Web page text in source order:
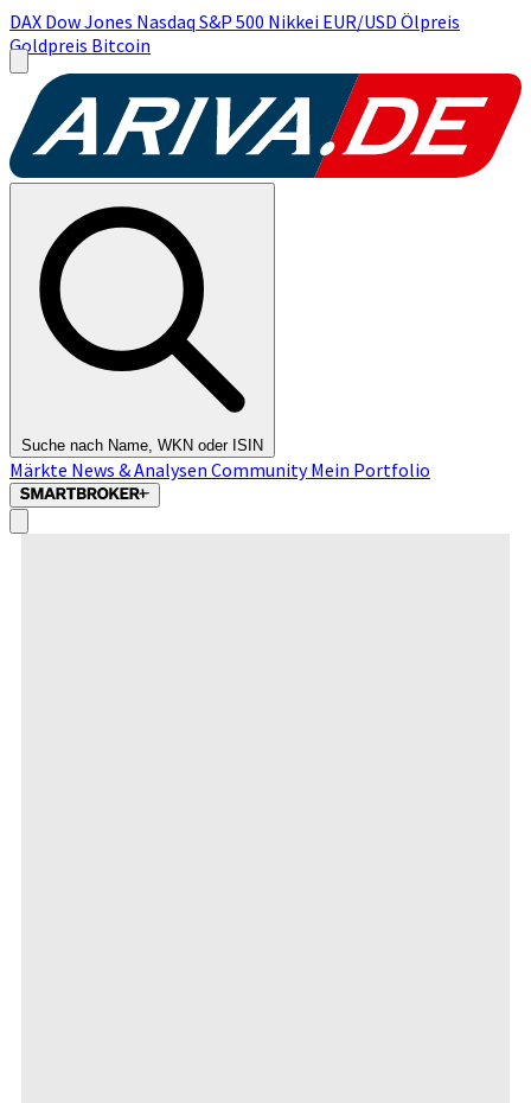
DAX Dow Jones Nasdaq S&P 500 Nikkei EUR/USD Ölpreis
Goldpreis Bitcoin
Suche nach Name, WKN oder ISIN
Märkte News & Analysen CommunityMein Portfolio